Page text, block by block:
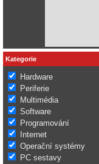
Kategorie
Hardware
Periferie
Multimédia
Software
Programování
Internet
Operační systémy
PC sestavy